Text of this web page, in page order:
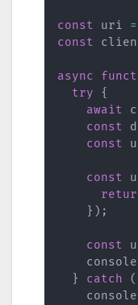
const uri =
const
async
try
{
await
const
const
const
} ) ;
const
    console
}
catch (
    console